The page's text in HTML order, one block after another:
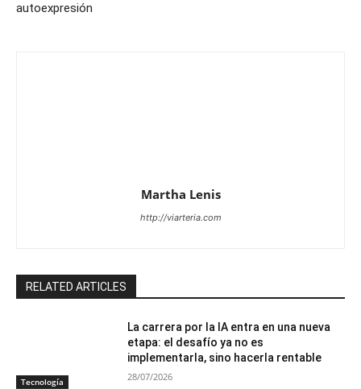
autoexpresión
Martha Lenis
http://viarteria.com
RELATED ARTICLES
Tecnología
La carrera por la IA entra en una nueva
etapa: el desafío ya no es
implementarla, sino hacerla rentable
28/07/2026